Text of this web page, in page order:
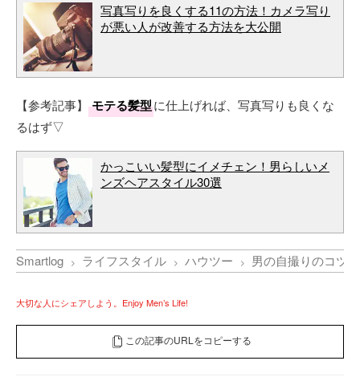
写真写りを良くする11の方法！カメラ写り
が悪い人が改善する方法を大公開
【参考記事】 モテる髪型に仕上げれば、写真写りも良くな
るはず▽
かっこいい髪型にイメチェン！男らしいメ
ンズヘアスタイル30選
Smartlog ライフスタイル ハウツー 男の自撮りのコツ
大切な人にシェアしよう。Enjoy Men’s Life!
この記事のURLをコピーする